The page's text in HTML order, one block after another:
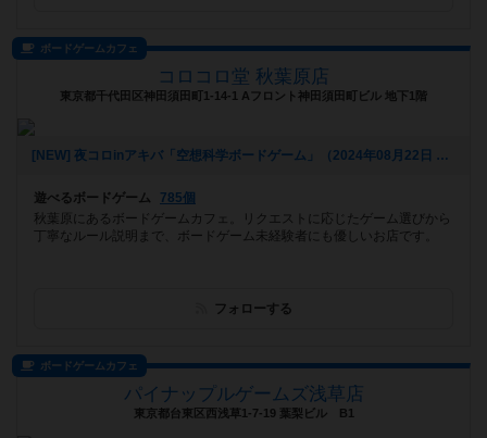
ボードゲームカフェ
コロコロ堂 秋葉原店
東京都千代田区神田須田町1-14-1 Aフロント神田須田町ビル 地下1階
[NEW] 夜コロinアキバ「空想科学ボードゲーム」（2024年08月22日 18時03分）
遊べるボードゲーム
785個
秋葉原にあるボードゲームカフェ。リクエストに応じたゲーム選びから
丁寧なルール説明まで、ボードゲーム未経験者にも優しいお店です。
フォローする
ボードゲームカフェ
パイナップルゲームズ浅草店
東京都台東区西浅草1-7-19 葉梨ビル B1